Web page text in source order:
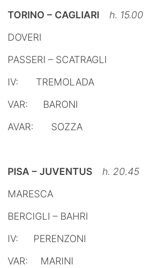
TORINO – CAGLIARI h. 15.00
DOVERI
PASSERI – SCATRAGLI
IV: TREMOLADA
VAR: BARONI
AVAR: SOZZA
PISA – JUVENTUS h. 20.45
MARESCA
BERCIGLI – BAHRI
IV: PERENZONI
VAR: MARINI